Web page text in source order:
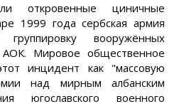
циничные
1999 года сербская армия
вооружённых
Мировое общественное
инцидент как "массовую
над мирным албанским
югославского военного